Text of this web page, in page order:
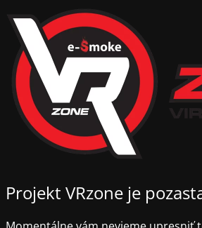
Projekt VRzone je